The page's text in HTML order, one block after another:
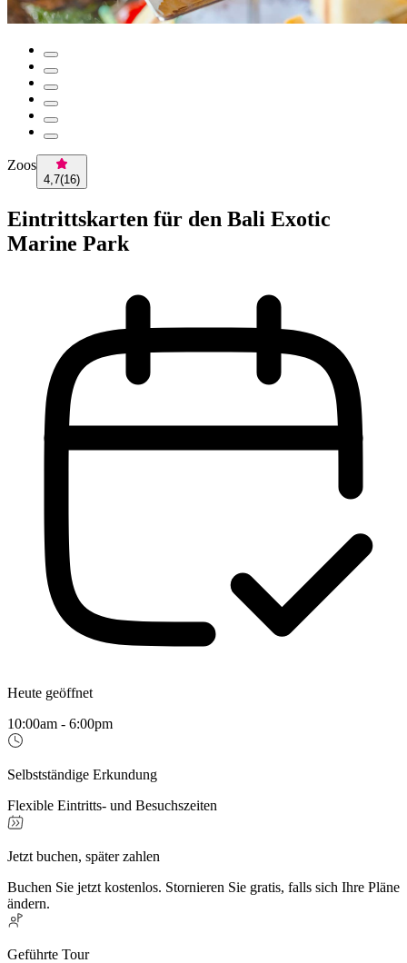
Zoos
4,7(16)
Eintrittskarten für den Bali Exotic
Marine Park
Heute geöffnet
10:00am - 6:00pm
Selbstständige Erkundung
Flexible Eintritts- und Besuchszeiten
Jetzt buchen, später zahlen
Buchen Sie jetzt kostenlos. Stornieren Sie gratis, falls sich Ihre Pläne
ändern.
Geführte Tour